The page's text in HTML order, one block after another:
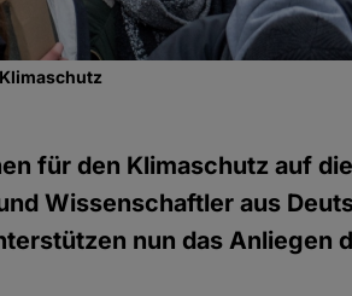
für den Klimaschutz auf
Wissenschaftler aus
nun das Anliegen